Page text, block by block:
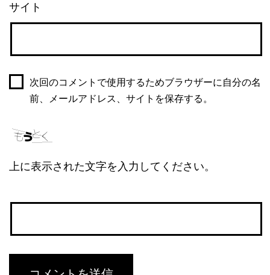
サイト
次回のコメントで使用するためブラウザーに自分の名
前、メールアドレス、サイトを保存する。
上に表示された文字を入力してください。